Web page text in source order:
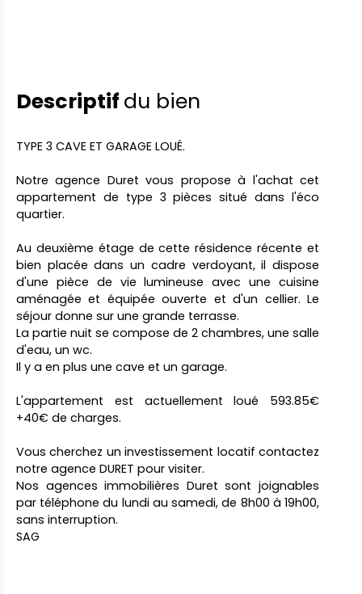
Descriptif du bien
TYPE 3 CAVE ET GARAGE LOUÉ.
Notre agence Duret vous propose à l'achat cet
appartement de type 3 pièces situé dans l'éco
quartier.
Au deuxième étage de cette résidence récente et
bien placée dans un cadre verdoyant, il dispose
d'une pièce de vie lumineuse avec une cuisine
aménagée et équipée ouverte et d'un cellier. Le
séjour donne sur une grande terrasse.
La partie nuit se compose de 2 chambres, une salle
d'eau, un wc.
Il y a en plus une cave et un garage.
L'appartement est actuellement loué 593.85€
+40€ de charges.
Vous cherchez un investissement locatif contactez
notre agence DURET pour visiter.
Nos agences immobilières Duret sont joignables
par téléphone du lundi au samedi, de 8h00 à 19h00,
sans interruption.
SAG